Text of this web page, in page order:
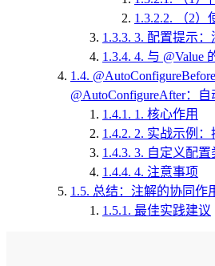
1.3.2.2.
（2）
1.3.3. 3. 配置提示
1.3.4. 4. 与 @Value
1.4.
@AutoConfigureAfter：
1.4.1. 1. 核心作用
1.4.2. 2. 实战示例
1.4.3. 3. 自定义配置
1.4.4. 4. 注意事项
1.5. 总结：注解的协同作
1.5.1. 最佳实践建议